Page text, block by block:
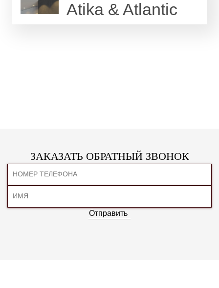
Atika & Atlantic
ЗАКАЗАТЬ ОБРАТНЫЙ ЗВОНОК
Отправить